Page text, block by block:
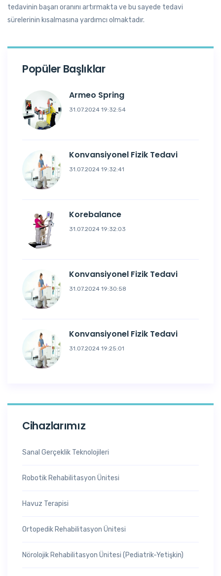
tedavinin başarı oranını artırmakta ve bu sayede tedavi
sürelerinin kısalmasına yardımcı olmaktadır.
Popüler Başlıklar
Armeo Spring
31.07.2024 19:32:54
Konvansiyonel Fizik Tedavi
31.07.2024 19:32:41
Korebalance
31.07.2024 19:32:03
Konvansiyonel Fizik Tedavi
31.07.2024 19:30:58
Konvansiyonel Fizik Tedavi
31.07.2024 19:25:01
Cihazlarımız
Sanal Gerçeklik Teknolojileri
Robotik Rehabilitasyon Ünitesi
Havuz Terapisi
Ortopedik Rehabilitasyon Ünitesi
Nörolojik Rehabilitasyon Ünitesi (Pediatrik-Yetişkin)